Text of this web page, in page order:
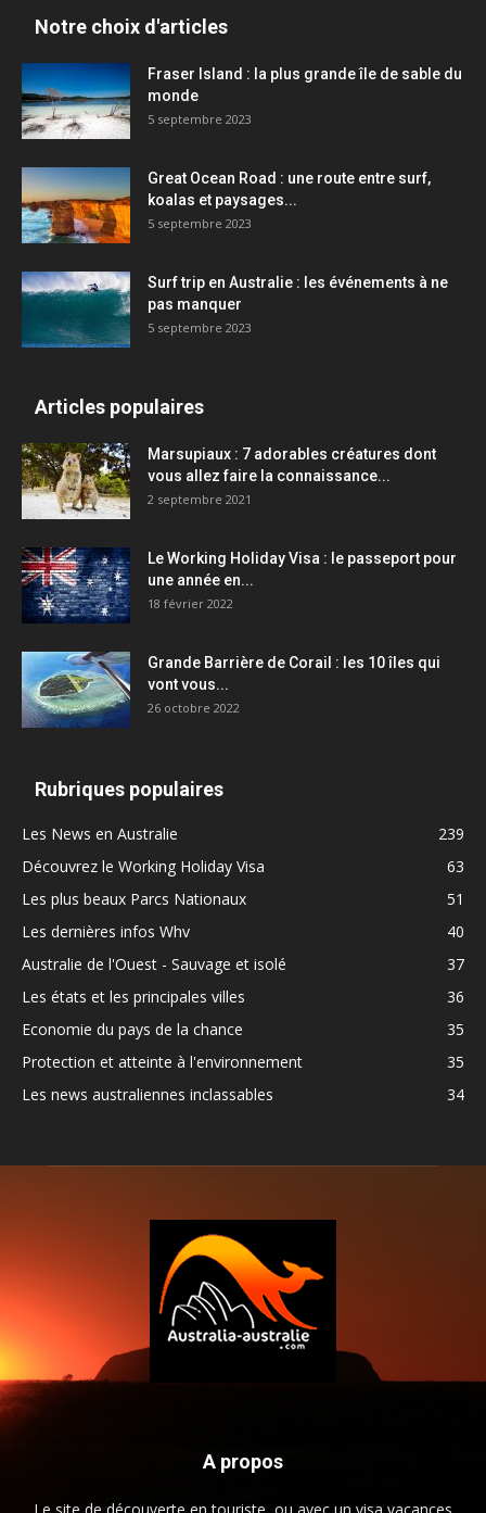
Notre choix d'articles
Fraser Island : la plus grande île de sable du
monde
5 septembre 2023
Great Ocean Road : une route entre surf,
koalas et paysages...
5 septembre 2023
Surf trip en Australie : les événements à ne
pas manquer
5 septembre 2023
Articles populaires
Marsupiaux : 7 adorables créatures dont
vous allez faire la connaissance...
2 septembre 2021
Le Working Holiday Visa : le passeport pour
une année en...
18 février 2022
Grande Barrière de Corail : les 10 îles qui
vont vous...
26 octobre 2022
Rubriques populaires
Les News en Australie
239
Découvrez le Working Holiday Visa
63
Les plus beaux Parcs Nationaux
51
Les dernières infos Whv
40
Australie de l'Ouest - Sauvage et isolé
37
Les états et les principales villes
36
Economie du pays de la chance
35
Protection et atteinte à l'environnement
35
Les news australiennes inclassables
34
A propos